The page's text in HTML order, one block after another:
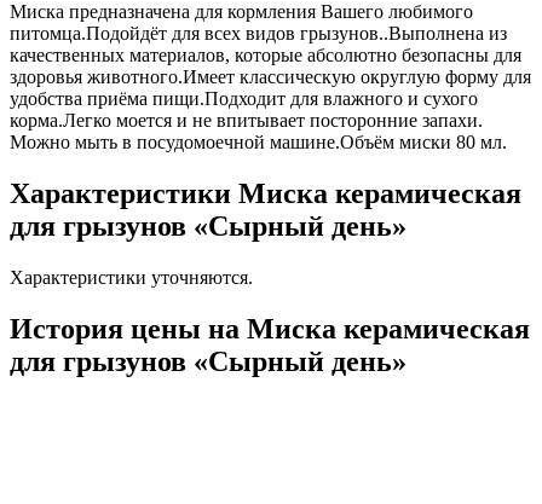
Миска предназначена для кормления Вашего любимого
питомца.Подойдёт для всех видов грызунов..Выполнена из
качественных материалов, которые абсолютно безопасны для
здоровья животного.Имеет классическую округлую форму для
удобства приёма пищи.Подходит для влажного и сухого
корма.Легко моется и не впитывает посторонние запахи.
Можно мыть в посудомоечной машине.Объём миски 80 мл.
Характеристики Миска керамическая
для грызунов «Сырный день»
Характеристики уточняются.
История цены на Миска керамическая
для грызунов «Сырный день»